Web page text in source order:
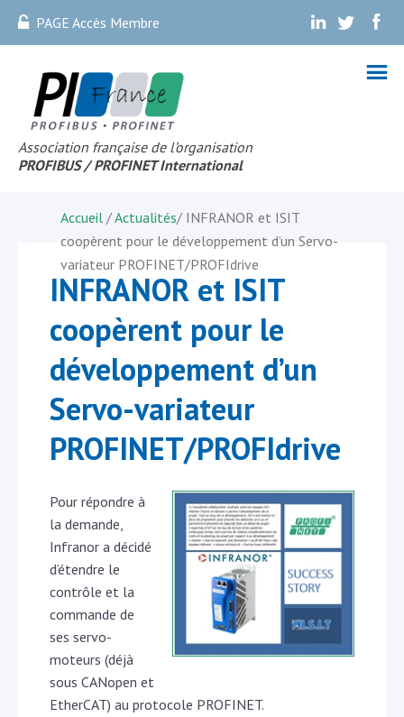
PAGE Accès Membre . . .
Association française de l’organisation
PROFIBUS / PROFINET International
Accueil /Actualités/ INFRANOR et ISIT
coopèrent pour le développement d’un Servo-
variateur PROFINET/PROFIdrive
INFRANOR et ISIT
coopèrent pour le
développement d’un
Servo-variateur
PROFINET/PROFIdrive
Pour répondre à
la demande,
Infranor a décidé
d’étendre le
contrôle et la
commande de
ses servo-
moteurs (déjà
sous CANopen et
EtherCAT) au protocole PROFINET.